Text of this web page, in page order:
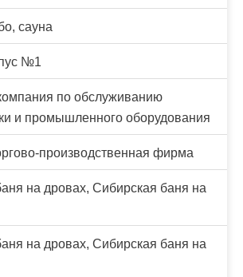
сауна
№1
по обслуживанию
и промышленного оборудования
производственная фирма
на дровах, Сибирская баня на
на дровах, Сибирская баня на